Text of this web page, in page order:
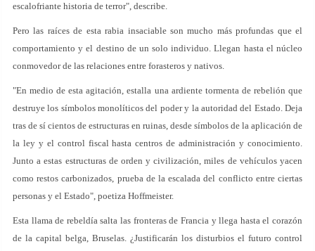
escalofriante historia de terror", describe.
Pero las raíces de esta rabia insaciable son mucho más profundas que el
comportamiento y el destino de un solo individuo. Llegan hasta el núcleo
conmovedor de las relaciones entre forasteros y nativos.
"En medio de esta agitación, estalla una ardiente tormenta de rebelión que
destruye los símbolos monolíticos del poder y la autoridad del Estado. Deja
tras de sí cientos de estructuras en ruinas, desde símbolos de la aplicación de
la ley y el control fiscal hasta centros de administración y conocimiento.
Junto a estas estructuras de orden y civilización, miles de vehículos yacen
como restos carbonizados, prueba de la escalada del conflicto entre ciertas
personas y el Estado", poetiza Hoffmeister.
Esta llama de rebeldía salta las fronteras de Francia y llega hasta el corazón
de la capital belga, Bruselas. ¿Justificarán los disturbios el futuro control